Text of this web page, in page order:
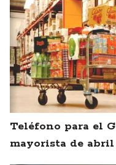
Teléfono para el
mayorista de abril